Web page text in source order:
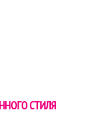
СТИЛЯ